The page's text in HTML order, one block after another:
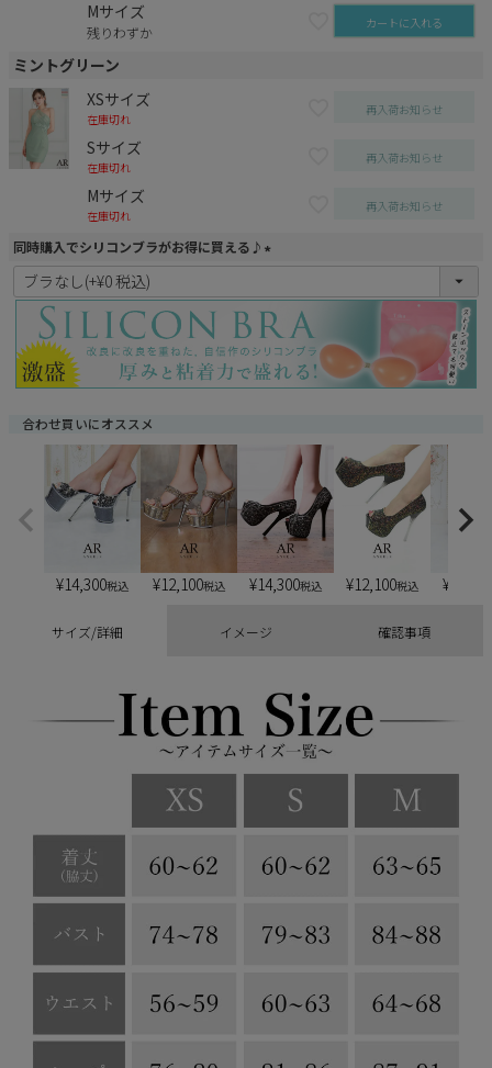
Mサイズ
残りわずか カートに入れる
ミントグリーン
XSサイズ
在庫切れ
再入荷お知らせ
Sサイズ
在庫切れ
再入荷お知らせ
Mサイズ
在庫切れ
再入荷お知らせ
同時購入でシリコンブラがお得に買える♪
(
須
)
合わせ買いにオススメ
¥14,300税込 ¥12,100税込 ¥14,300税込 ¥12,100税込 ¥
サイズ/詳細 イメージ 確認事項